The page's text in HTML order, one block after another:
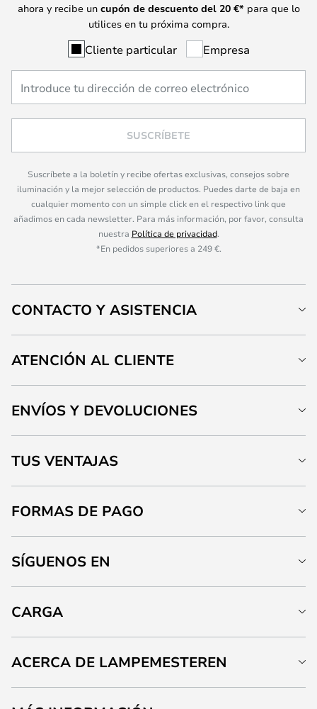
ahora y recibe un cupón de descuento del 20 €* para que lo
utilices en tu próxima compra.
Cliente particular Empresa
SUSCRÍBETE
Suscríbete a la boletín y recibe ofertas exclusivas, consejos sobre
iluminación y la mejor selección de productos. Puedes darte de baja en
cualquier momento con un simple click en el respectivo link que
añadimos en cada newsletter. Para más información, por favor, consulta
nuestra Política de privacidad.
*En pedidos superiores a 249 €.
CONTACTO Y ASISTENCIA
ATENCIÓN AL CLIENTE
ENVÍOS Y DEVOLUCIONES
TUS VENTAJAS
FORMAS DE PAGO
SÍGUENOS EN
CARGA
ACERCA DE LAMPEMESTEREN